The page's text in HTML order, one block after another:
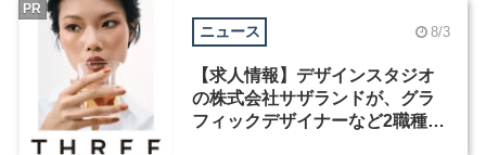
ニュース 8/3
【求人情報】デザインスタジオ
の株式会社サザランドが、グラ
フィックデザイナーなど2職種を
PR